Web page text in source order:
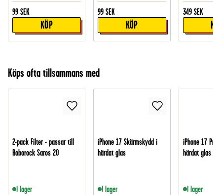
99 SEK
KÖP
99 SEK
KÖP
349 SEK
Köps ofta tillsammans med
2-pack Filter - passar till
Roborock Saros 20
I lager
iPhone 17 Skärmskydd i
härdat glas
I lager
iPhone 17 Pro
härdat glas
I lager